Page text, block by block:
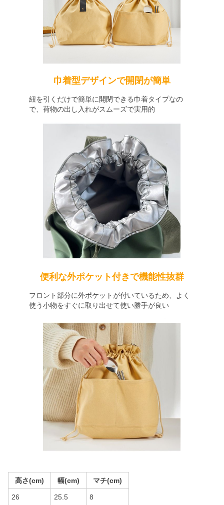
巾着型デザインで開閉が簡単
紐を引くだけで簡単に開閉できる巾着タイプなの
で、荷物の出し入れがスムーズで実用的
便利な外ポケット付きで機能性抜群
フロント部分に外ポケットが付いているため、よく
使う小物をすぐに取り出せて使い勝手が良い
高さ(cm) 幅(cm) マチ(cm)
26 25.5 8